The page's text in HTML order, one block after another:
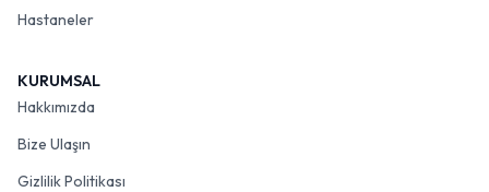
Hastaneler
KURUMSAL
Hakkımızda
Bize Ulaşın
Gizlilik Politikası